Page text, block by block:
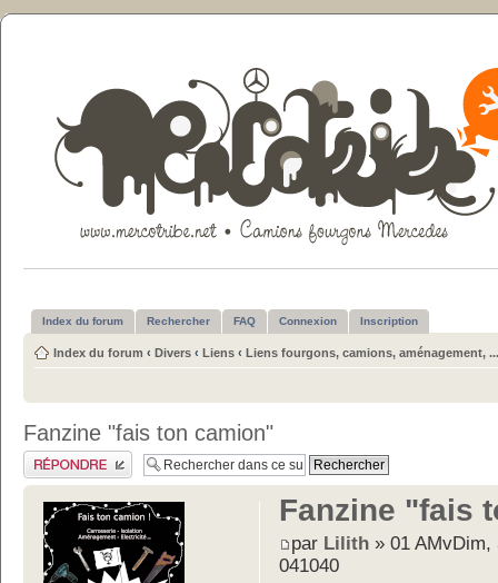
Index du forum Rechercher FAQ Connexion Inscription
Index du forum ‹ Divers ‹ Liens ‹ Liens fourgons, camions, aménagement, ...
Fanzine "fais ton camion"
Publier une réponse
Fanzine "fais
par Lilith » 01 AMvDim,
041040